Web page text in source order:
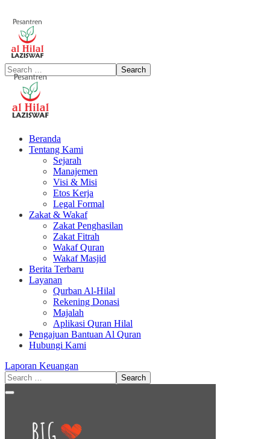
Beranda
Tentang Kami
Sejarah
Manajemen
Visi & Misi
Etos Kerja
Legal Formal
Zakat & Wakaf
Zakat Penghasilan
Zakat Fitrah
Wakaf Quran
Wakaf Masjid
Berita Terbaru
Layanan
Qurban Al-Hilal
Rekening Donasi
Majalah
Aplikasi Quran Hilal
Pengajuan Bantuan Al Quran
Hubungi Kami
Laporan Keuangan